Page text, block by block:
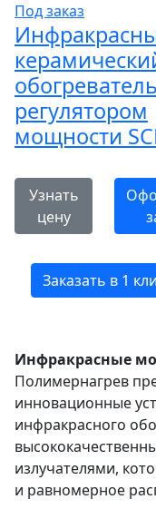
Под заказ
регулятором
мощности
Узнать
цену
Заказать в 1
Инфракрасные
Полимернагрев
инновационные
инфракрасного
излучателями,
и равномерное